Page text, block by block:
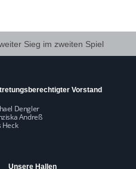
Sieg im zweiten Spiel
Vorstand
Dengler
Andreß
Heck
Unsere Hallen